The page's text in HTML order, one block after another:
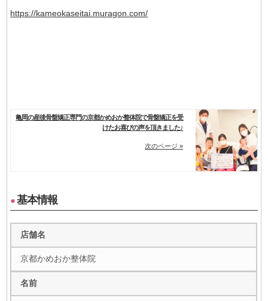
https://kameokaseitai.muragon.com/
亀岡の産後骨盤矯正専門の京都かめおか整体院で骨盤矯正を受
けたお喜びの声を頂きました♪
次のページ »
●基本情報
店舗名
京都かめおか整体院
名前